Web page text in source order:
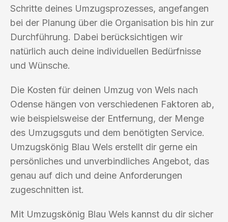
Schritte deines Umzugsprozesses, angefangen
bei der Planung über die Organisation bis hin zur
Durchführung. Dabei berücksichtigen wir
natürlich auch deine individuellen Bedürfnisse
und Wünsche.
Die Kosten für deinen Umzug von Wels nach
Odense hängen von verschiedenen Faktoren ab,
wie beispielsweise der Entfernung, der Menge
des Umzugsguts und dem benötigten Service.
Umzugskönig Blau Wels erstellt dir gerne ein
persönliches und unverbindliches Angebot, das
genau auf dich und deine Anforderungen
zugeschnitten ist.
Mit Umzugskönig Blau Wels kannst du dir sicher